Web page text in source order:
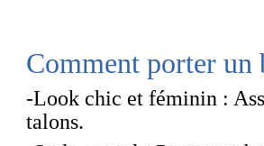
Comment porter un
-Look chic et féminin :
talons.